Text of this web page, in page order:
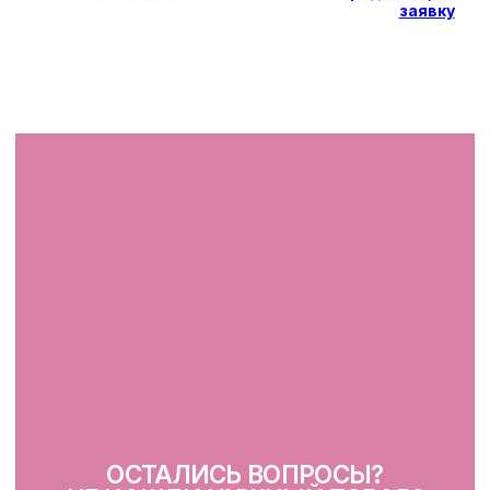
заявку
SPF